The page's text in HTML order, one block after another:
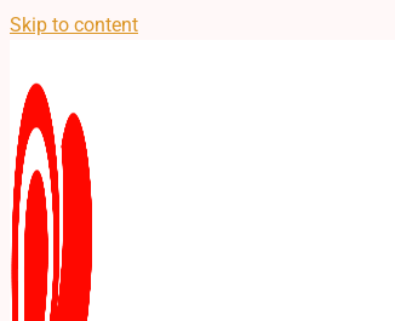
Skip to content